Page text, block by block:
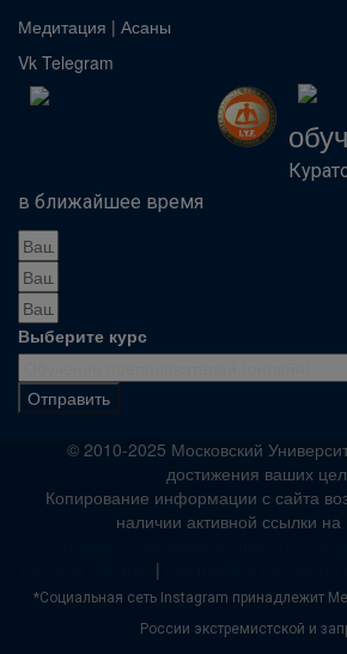
Медитация | Асаны
Vk Telegram
в ближайшее время
Выберите курс
Отправить
© 2010-2025 Московский
достижения ваших
Копирование информации с сайта
наличии активной ссылки на
|
*Социальная сеть Instagram принадлежит
России экстремистской и